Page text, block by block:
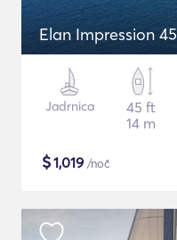
Elan Impression 45
Jadrnica
45 ft
14 m
$1,019 /noč